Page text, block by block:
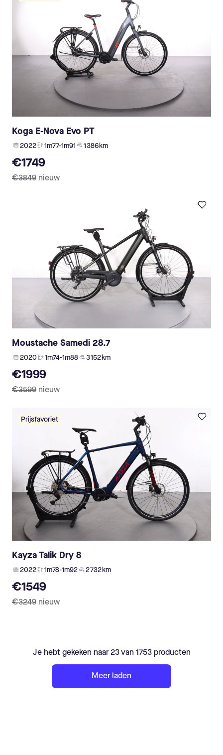
Koga E-Nova Evo PT
2022 1m77-1m91 1 386 km
€1749
€3849 nieuw
Moustache Samedi 28.7
2020 1m74-1m88 3 152 km
€1999
€3599 nieuw
Prijsfavoriet
Kayza Talik Dry 8
2022 1m78-1m92 2 732 km
€1549
€3249 nieuw
Je hebt gekeken naar 23 van 1753 producten
Meer laden